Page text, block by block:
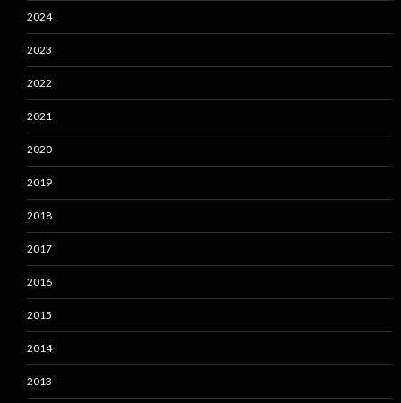
2024
2023
2022
2021
2020
2019
2018
2017
2016
2015
2014
2013